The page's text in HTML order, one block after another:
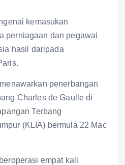
kemasukan
perniagaan dan pegawai
hasil daripada
penerbangan
Charles de Gaulle di
Terbang
(KLIA) bermula 22 Mac
empat kali